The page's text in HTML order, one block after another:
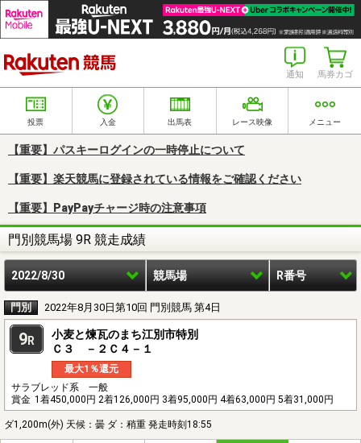
馬券カゴ
通知
投票 入金 出馬表 レース映像 メニュー
【重要】パスキーログインの一時停止について
【重要】楽天競馬に登録されている情報をご確認ください
【重要】PayPayチャージ時の注意事項
門別競馬場 9R 競走成績
2022/8/30 競馬場 R番号
門別 2022年8月30日第10回 門別競馬 第4日
9R
小麦と煉瓦のまち江別市特別
Ｃ３ －２Ｃ４－１
最大1％還元
サラブレッド系 一般
賞金 1着450,000円 2着126,000円 3着95,000円 4着63,000円 5着31,000円
ダ1,200m(外) 天候：曇 ダ：稍重 発走時刻18:55